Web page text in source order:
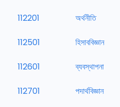
112201 অর্থনীতি
112501 হিসাববিজ্ঞান
112601 ব্যবস্থাপনা
112701 পদার্থবিজ্ঞান